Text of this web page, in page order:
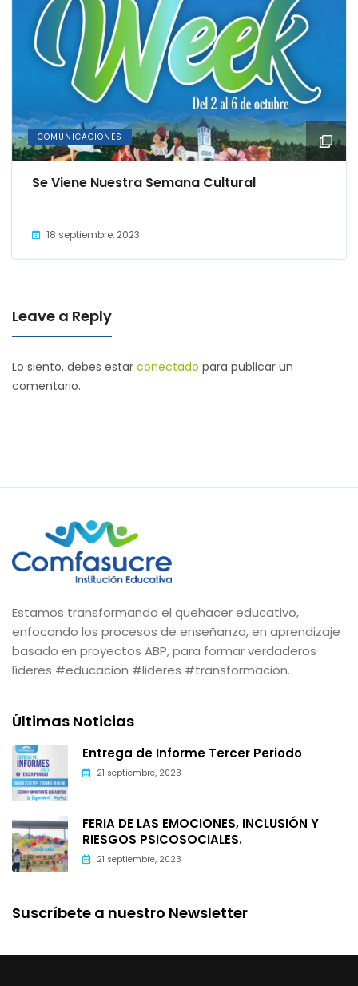
COMUNICACIONES
Se Viene Nuestra Semana Cultural
18 septiembre, 2023
Leave a Reply
Lo siento, debes estar conectado para publicar un
comentario.
Estamos transformando el quehacer educativo,
enfocando los procesos de enseñanza, en aprendizaje
basado en proyectos ABP, para formar verdaderos
líderes #educacion #lideres #transformacion.
Últimas Noticias
Entrega de Informe Tercer Periodo
21 septiembre, 2023
FERIA DE LAS EMOCIONES, INCLUSIÓN Y
RIESGOS PSICOSOCIALES.
21 septiembre, 2023
Suscríbete a nuestro Newsletter